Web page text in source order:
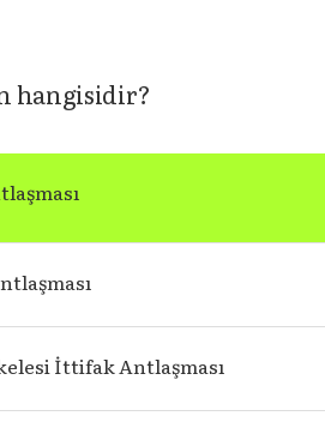
hangisidir?
İttifak Antlaşması